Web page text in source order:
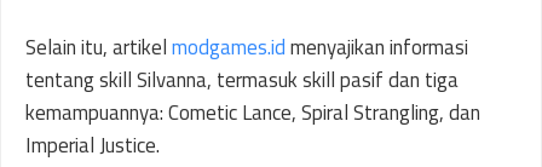
Selain itu, artikelmodgames.idmenyajikan informasi
tentang skill Silvanna, termasuk skill pasif dan tiga
kemampuannya: Cometic Lance, Spiral Strangling, dan
Imperial Justice.